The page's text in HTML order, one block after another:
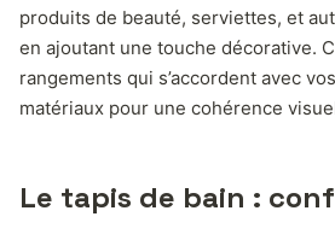
produits de beauté, serviettes, et
en ajoutant une touche décorative.
rangements qui s’accordent avec
matériaux pour une cohérence
Le tapis de bain :